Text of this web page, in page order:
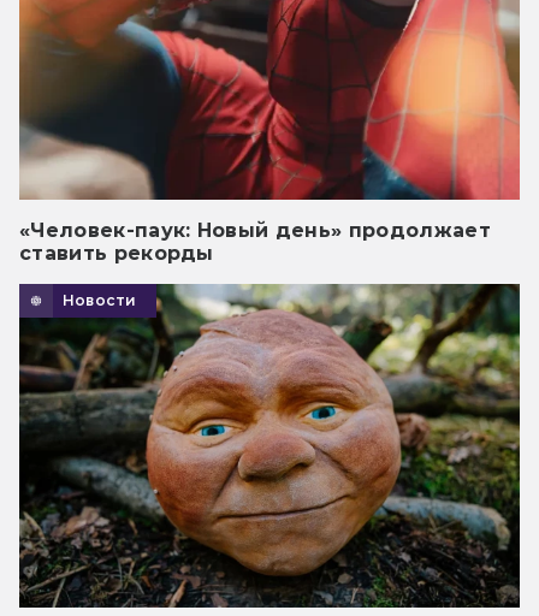
«Человек-паук: Новый день» продолжает
ставить рекорды
Новости